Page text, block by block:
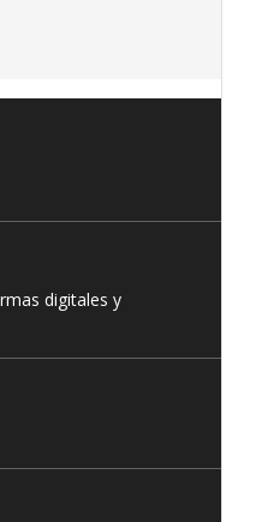
digitales y